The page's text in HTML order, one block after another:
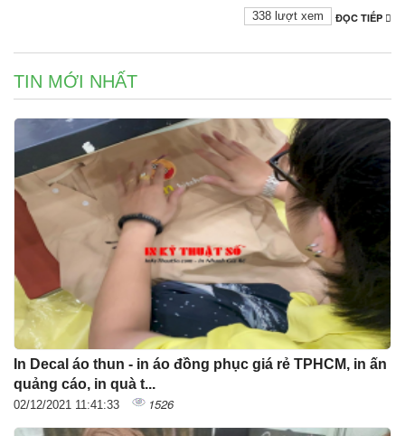
ĐỌC TIẾP
338 lượt xem
TIN MỚI NHẤT
In Decal áo thun - in áo đồng phục giá rẻ TPHCM, in ấn
quảng cáo, in quà t...
02/12/2021 11:41:33 1526